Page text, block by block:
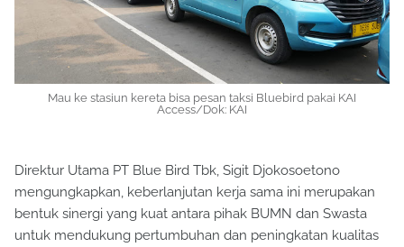
Mau ke stasiun kereta bisa pesan taksi Bluebird pakai KAI
Access/Dok: KAI
Direktur Utama PT Blue Bird Tbk, Sigit Djokosoetono
mengungkapkan, keberlanjutan kerja sama ini merupakan
bentuk sinergi yang kuat antara pihak BUMN dan Swasta
untuk mendukung pertumbuhan dan peningkatan kualitas